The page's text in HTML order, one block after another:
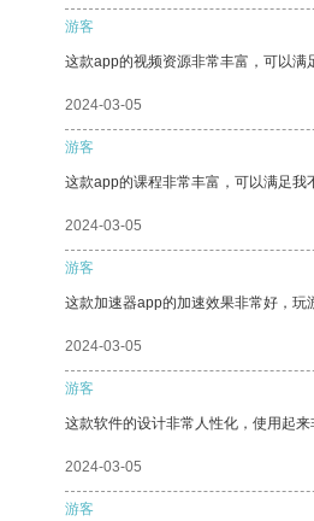
游客
这款app的视频资源非常丰富，可以满
2024-03-05
游客
这款app的课程非常丰富，可以满足我
2024-03-05
游客
这款加速器app的加速效果非常好，玩
2024-03-05
游客
这款软件的设计非常人性化，使用起来
2024-03-05
游客